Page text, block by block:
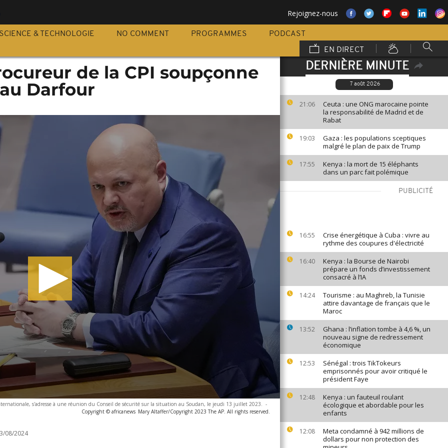
Rejoignez-nous
SCIENCE & TECHNOLOGIE NO COMMENT PROGRAMMES
PODCAST
EN DIRECT
DERNIÈRE MINUTE
7 août 2026
21:06
Ceuta : une ONG marocaine pointe
la responsabilité de Madrid et de
Rabat
19:03
Gaza : les populations sceptiques
malgré le plan de paix de Trump
17:55
Kenya : la mort de 15 éléphants
dans un parc fait polémique
PUBLICITÉ
16:55
Crise énergétique à Cuba : vivre au
rythme des coupures d'électricité
16:40
Kenya : la Bourse de Nairobi
prépare un fonds d’investissement
consacré à l’IA
14:24
Tourisme : au Maghreb, la Tunisie
attire davantage de français que le
Maroc
13:52
Ghana : l’inflation tombe à 4,6 %, un
nouveau signe de redressement
économique
12:53
Sénégal : trois TikTokeurs
emprisonnés pour avoir critiqué le
président Faye
12:48
Kenya : un fauteuil roulant
écologique et abordable pour les
enfants
12:08
Meta condamné à 942 millions de
dollars pour non protection des
de la CPI soupçonne
Darfour
s'adresse à une réunion du Conseil de sécurité sur la situation au Soudan, le jeudi 13 juillet 2023. -
Copyright © africanews Mary Altaffer/Copyright 2023 The AP. All rights reserved.
08/2024